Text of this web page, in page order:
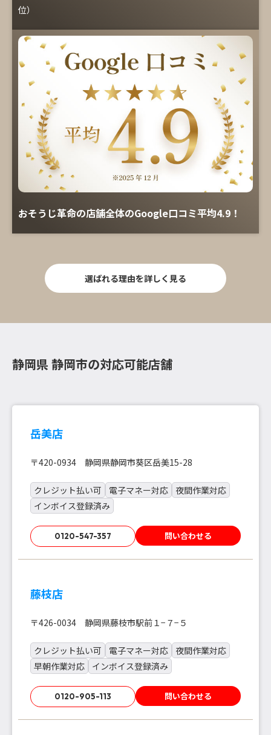
位）
おそうじ革命の店舗全体のGoogle口コミ平均4.9！
選ばれる理由を詳しく見る
静岡県 静岡市の対応可能店舗
岳美店
〒420-0934 静岡県静岡市葵区岳美15-28
クレジット払い可 電子マネー対応
夜間作業対応
インボイス登録済み
0120-547-357 問い合わせる
藤枝店
〒426-0034 静岡県藤枝市駅前１−７−５
クレジット払い可 電子マネー対応
夜間作業対応
早朝作業対応
インボイス登録済み
0120-905-113 問い合わせる